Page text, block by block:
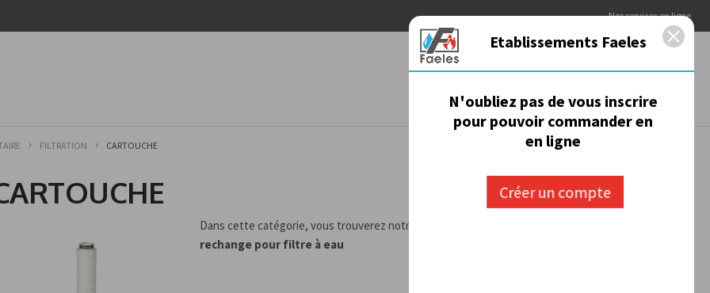
Nos services en ligne
FILTRATION CARTOUCHE
Dans cette catégorie, vous trouverez notre gamme de
rechange pour filtre à eau
N'oubliez pas de vous inscrire
pour pouvoir commander en
en ligne
Etablissements Faeles
Créer un compte